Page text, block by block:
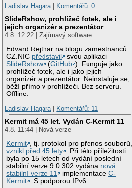
Ladislav Hagara | Komentářů: 0
SlideRshow, prohlížeč fotek, ale i
jejich organizér a prezentátor
4.8. 12:22 | Zajímavý software
Edvard Rejthar na blogu zaměstnanců
CZ.NIC představil
svou aplikaci
SlideRshow
(GitHub ). Funguje jako
prohlížeč fotek, ale i jako jejich
organizér a prezentátor. Neinstaluje se,
běží přímo v prohlížeči. Bez serveru.
Offline.
Ladislav Hagara | Komentářů: 11
Kermit má 45 let. Vydán C-Kermit 11
4.8. 11:44 | Nová verze
Kermit , tj. protokol pro přenos souborů,
vznikl před 45 lety . Při této příležitosti
byla po 15 letech od vydání poslední
stabilní verze 9.0.302 vydána nová
stabilní verze 11
implementaceC-
Kermit . S podporou IPv6.